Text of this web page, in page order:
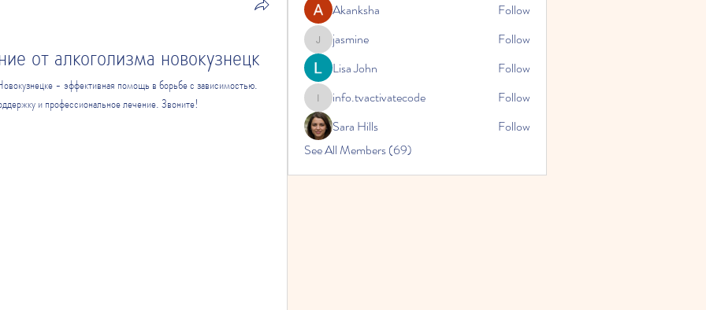
от алкоголизма новокузнецк
- эффективная помощь в борьбе с зависимостью.
и профессиональное лечение. Звоните!
Akanksha
Follow
jasminejasmine
Follow
Lisa John
Follow
info.tvactivatecode
info.tvactivatecode
Follow
Sara Hills
Follow
See All Members (69)